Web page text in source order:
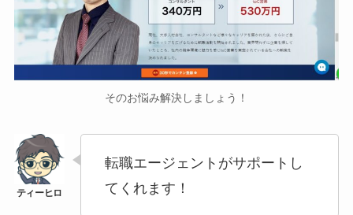
そのお悩み解決しましょう！
転職エージェントがサポートし
てくれます！